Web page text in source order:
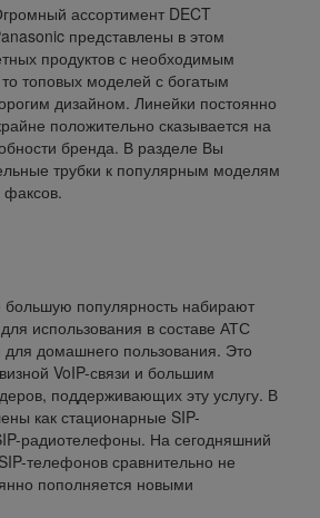
ассортимент DECT
представлены в этом
продуктов с необходимым
топовых моделей с богатым
дизайном. Линейки постоянно
положительно сказывается на
бренда. В разделе Вы
трубки к популярным моделям
большую популярность набирают
использования в составе АТС
для домашнего пользования. Это
VoIP-связи и большим
поддерживающих эту услугу. В
как стационарные SIP-
радиотелефоны. На сегодняшний
телефонов сравнительно не
пополняется новыми